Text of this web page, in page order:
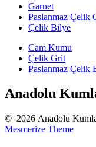
Garnet
Paslanmaz Çelik
Çelik Bilye
Cam Kumu
Çelik Grit
Paslanmaz Çelik
Anadolu
© 2026 Anadolu
Mesmerize Theme